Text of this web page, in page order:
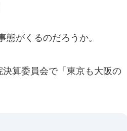
がくるのだろうか。
算委員会で「東京も大阪の